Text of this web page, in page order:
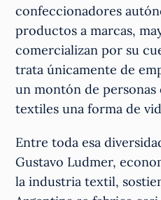
confeccionadores
productos a marcas,
comercializan por su
trata únicamente de
un montón de personas
textiles una forma de
Entre toda esa
Gustavo Ludmer,
la industria textil,